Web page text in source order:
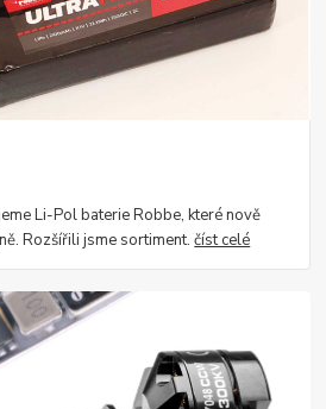
Li-Pol baterie Robbe, které nově
Rozšířili jsme sortiment.číst celé